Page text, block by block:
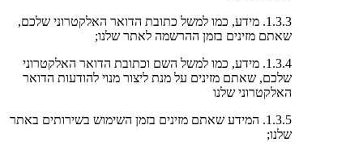
1.3.3. מידע, כמו למשל כתובת הדואר האלקטרוני שלכם,
שאתם מזינים בזמן ההרשמה לאתר שלנו;
1.3.4. מידע, כמו למשל השם וכתובת הדואר האלקטרוני
שלכם, שאתם מזינים על מנת ליצור מנוי להודעות הדואר
האלקטרוני שלנו
1.3.5. המידע שאתם מזינים בזמן השימוש בשירותים באתר
שלנו;